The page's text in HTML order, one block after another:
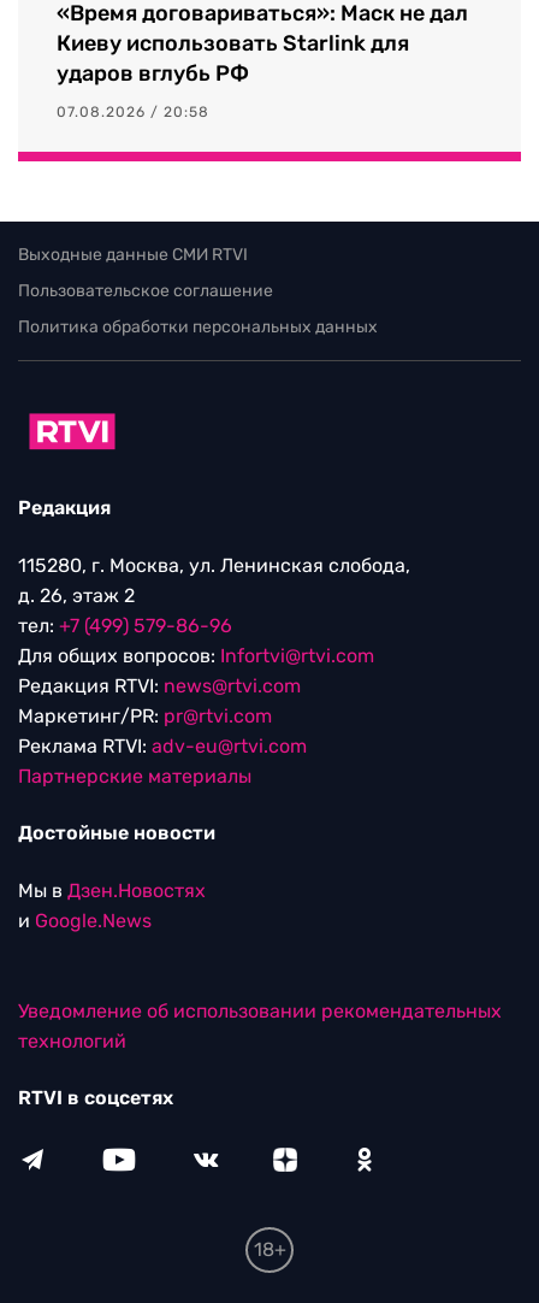
«Время договариваться»: Маск не дал
Киеву использовать Starlink для
ударов вглубь РФ
07.08.2026 / 20:58
Выходные данные СМИ RTVI
Пользовательское соглашение
Политика обработки персональных данных
Редакция
115280, г. Москва, ул. Ленинская слобода,
д. 26, этаж 2
тел: +7 (499) 579-86-96
Для общих вопросов: Infortvi@rtvi.com
Редакция RTVI: news@rtvi.com
Маркетинг/PR: pr@rtvi.com
Реклама RTVI: adv-eu@rtvi.com
Партнерские материалы
Достойные новости
Мы в Дзен.Новостях
и Google.News
Уведомление об использовании рекомендательных
технологий
RTVI в соцсетях
18+